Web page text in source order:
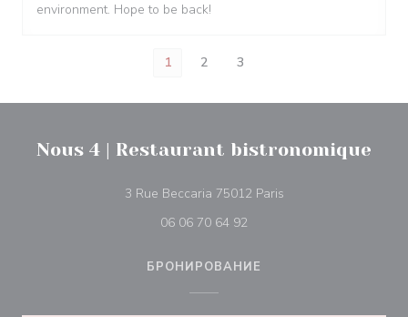
environment. Hope to be back!
1 2 3
Nous 4 | Restaurant bistronomique
3 Rue Beccaria 75012 Paris((открывается в
06 06 70 64 92
БРОНИРОВАНИЕ